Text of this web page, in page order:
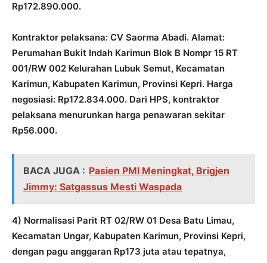
Rp172.890.000.
Kontraktor pelaksana: CV Saorma Abadi. Alamat:
Perumahan Bukit Indah Karimun Blok B Nompr 15 RT
001/RW 002 Kelurahan Lubuk Semut, Kecamatan
Karimun, Kabupaten Karimun, Provinsi Kepri. Harga
negosiasi: Rp172.834.000. Dari HPS, kontraktor
pelaksana menurunkan harga penawaran sekitar
Rp56.000.
BACA JUGA : Pasien PMI Meningkat, Brigjen
Jimmy: Satgassus Mesti Waspada
4) Normalisasi Parit RT 02/RW 01 Desa Batu Limau,
Kecamatan Ungar, Kabupaten Karimun, Provinsi Kepri,
dengan pagu anggaran Rp173 juta atau tepatnya,